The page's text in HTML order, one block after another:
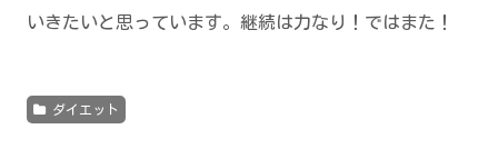
いきたいと思っています。継続は力なり！ではまた！
ダイエット